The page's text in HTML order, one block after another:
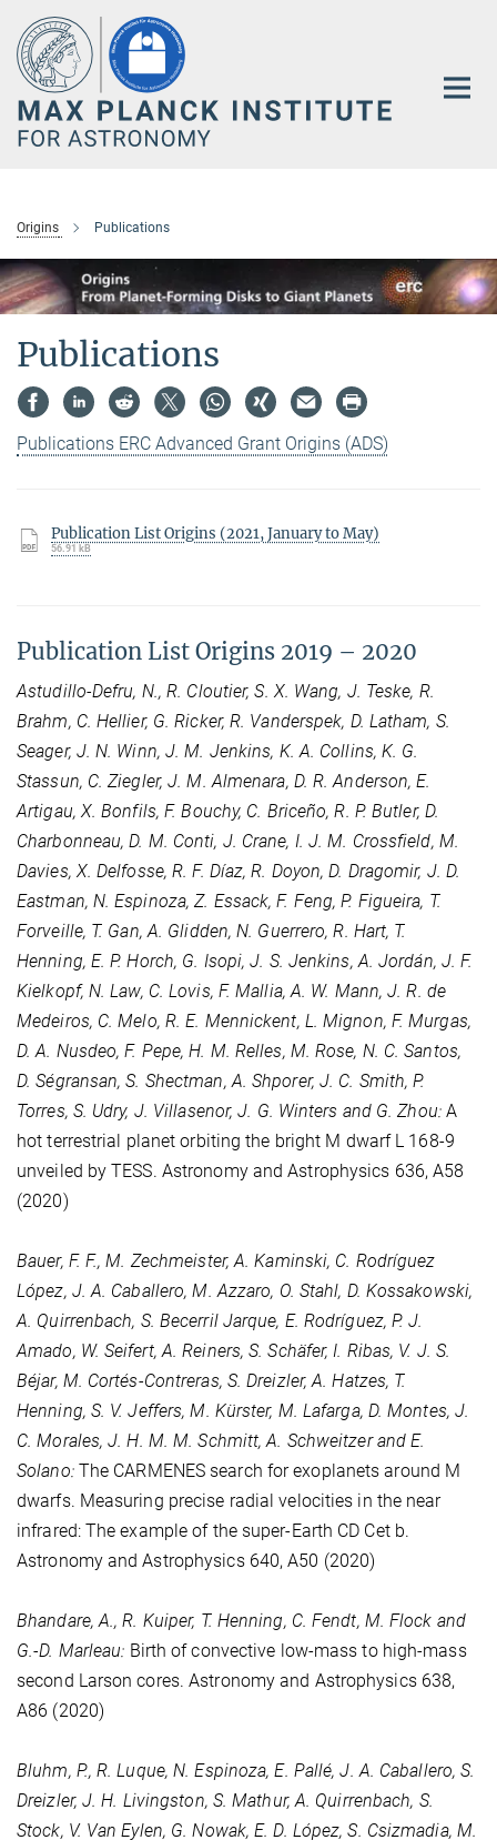
Main-
Content
Origins Publications
Publications
Publications ERC Advanced Grant Origins (ADS)
Publication List Origins (2021, January to May)
56.91 kB
Publication List Origins 2019 – 2020
Astudillo-Defru, N., R. Cloutier, S. X. Wang, J. Teske, R.
Brahm, C. Hellier, G. Ricker, R. Vanderspek, D. Latham, S.
Seager, J. N. Winn, J. M. Jenkins, K. A. Collins, K. G.
Stassun, C. Ziegler, J. M. Almenara, D. R. Anderson, E.
Artigau, X. Bonfils, F. Bouchy, C. Briceño, R. P. Butler, D.
Charbonneau, D. M. Conti, J. Crane, I. J. M. Crossfield, M.
Davies, X. Delfosse, R. F. Díaz, R. Doyon, D. Dragomir, J. D.
Eastman, N. Espinoza, Z. Essack, F. Feng, P. Figueira, T.
Forveille, T. Gan, A. Glidden, N. Guerrero, R. Hart, T.
Henning, E. P. Horch, G. Isopi, J. S. Jenkins, A. Jordán, J. F.
Kielkopf, N. Law, C. Lovis, F. Mallia, A. W. Mann, J. R. de
Medeiros, C. Melo, R. E. Mennickent, L. Mignon, F. Murgas,
D. A. Nusdeo, F. Pepe, H. M. Relles, M. Rose, N. C. Santos,
D. Ségransan, S. Shectman, A. Shporer, J. C. Smith, P.
Torres, S. Udry, J. Villasenor, J. G. Winters and G. Zhou:A
hot terrestrial planet orbiting the bright M dwarf L 168-9
unveiled by TESS. Astronomy and Astrophysics 636, A58
(2020)
Bauer, F. F., M. Zechmeister, A. Kaminski, C. Rodríguez
López, J. A. Caballero, M. Azzaro, O. Stahl, D. Kossakowski,
A. Quirrenbach, S. Becerril Jarque, E. Rodríguez, P. J.
Amado, W. Seifert, A. Reiners, S. Schäfer, I. Ribas, V. J. S.
Béjar, M. Cortés-Contreras, S. Dreizler, A. Hatzes, T.
Henning, S. V. Jeffers, M. Kürster, M. Lafarga, D. Montes, J.
C. Morales, J. H. M. M. Schmitt, A. Schweitzer and E.
Solano:The CARMENES search for exoplanets around M
dwarfs. Measuring precise radial velocities in the near
infrared: The example of the super-Earth CD Cet b.
Astronomy and Astrophysics 640, A50 (2020)
Bhandare, A., R. Kuiper, T. Henning, C. Fendt, M. Flock and
G.-D. Marleau: Birth of convective low-mass to high-mass
second Larson cores. Astronomy and Astrophysics 638,
A86 (2020)
Bluhm, P., R. Luque, N. Espinoza, E. Pallé, J. A. Caballero, S.
Dreizler, J. H. Livingston, S. Mathur, A. Quirrenbach, S.
Stock, V. Van Eylen, G. Nowak, E. D. López, S. Csizmadia, M.